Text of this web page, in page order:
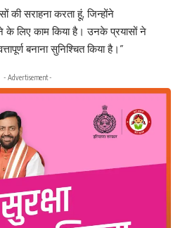
सराहना करता हूं, जिन्होंने
लिए काम किया है। उनके प्रयासों ने
बनाना सुनिश्चित किया है।”
- Advertisement -